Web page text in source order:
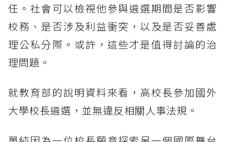
任。社會可以檢視他參與遴選期間是否影響
校務、是否涉及利益衝突，以及是否妥善處
理公私分際。或許，這些才是值得討論的治
理問題。
就教育部的說明資料來看，高校長參加國外
大學校長遴選，並無違反相關人事法規。